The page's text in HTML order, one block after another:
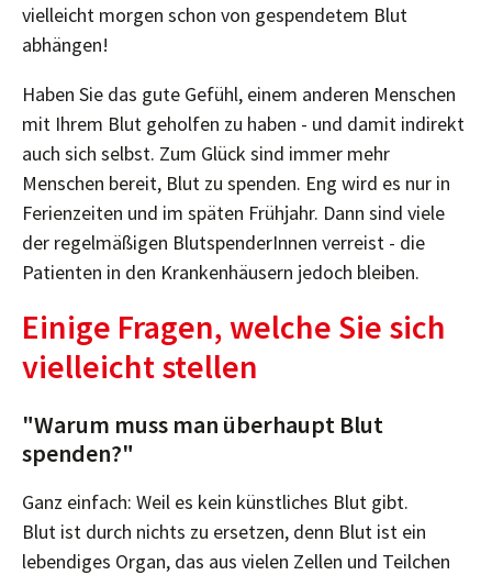
vielleicht morgen schon von gespendetem Blut
abhängen!
Haben Sie das gute Gefühl, einem anderen Menschen
mit Ihrem Blut geholfen zu haben - und damit indirekt
auch sich selbst. Zum Glück sind immer mehr
Menschen bereit, Blut zu spenden. Eng wird es nur in
Ferienzeiten und im späten Frühjahr. Dann sind viele
der regelmäßigen BlutspenderInnen verreist - die
Patienten in den Krankenhäusern jedoch bleiben.
Einige Fragen, welche Sie sich
vielleicht stellen
"Warum muss man überhaupt Blut
spenden?"
Ganz einfach: Weil es kein künstliches Blut gibt.
Blut ist durch nichts zu ersetzen, denn Blut ist ein
lebendiges Organ, das aus vielen Zellen und Teilchen